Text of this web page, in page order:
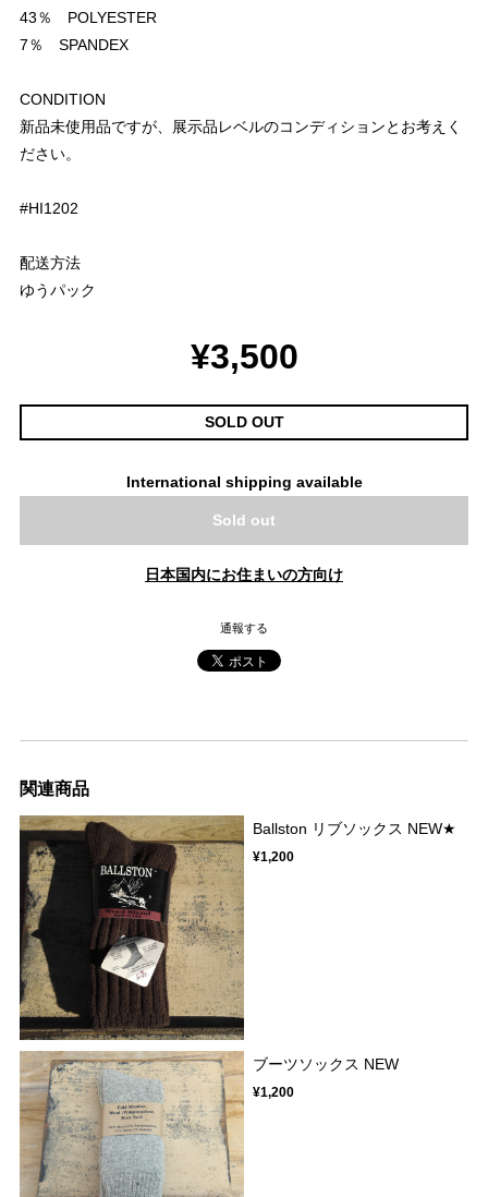
43％ POLYESTER
7％ SPANDEX
CONDITION
新品未使用品ですが、展示品レベルのコンディションとお考えく
ださい。
#HI1202
配送方法
ゆうパック
¥3,500
SOLD OUT
International shipping available
Sold out
日本国内にお住まいの方向け
通報する
関連商品
Ballston リブソックス NEW★
¥1,200
ブーツソックス NEW
¥1,200